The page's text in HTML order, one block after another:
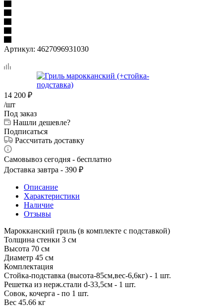
Артикул: 4627096931030
14 200 ₽
/шт
Под заказ
Нашли дешевле?
Подписаться
Рассчитать доставку
Самовывоз сегодня - бесплатно
Доставка завтра - 390 ₽
Описание
Характеристики
Наличие
Отзывы
Марокканский гриль (в комплекте с подставкой)
Толщина стенки 3 см
Высота 70 см
Диаметр 45 см
Комплектация
Стойка-подставка (высота-85см,вес-6,6кг) - 1 шт.
Решетка из нерж.стали d-33,5см - 1 шт.
Совок, кочерга - по 1 шт.
Вес 45.66 кг